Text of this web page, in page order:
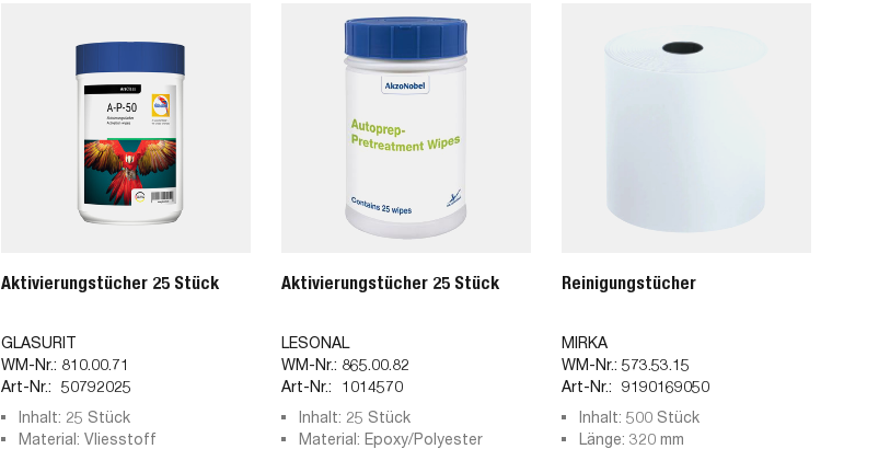
Aktivierungstücher 25 Stück
GLASURIT
WM-Nr.: 810.00.71
Art-Nr.: 50792025
Inhalt: 25 Stück
Material: Vliesstoff
Aktivierungstücher 25 Stück
LESONAL
WM-Nr.: 865.00.82
Art-Nr.:
1014570
Inhalt: 25 Stück
Material: Epoxy/Polyester
Reinigungstücher
MIRKA
WM-Nr.: 573.53.15
Art-Nr.: 9190169050
Inhalt: 500 Stück
Länge: 320 mm